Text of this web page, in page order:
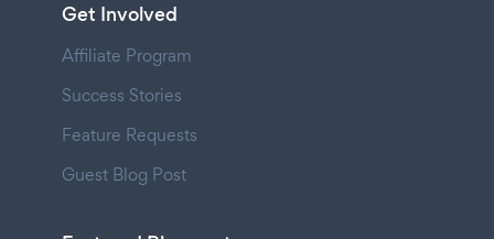
Get Involved
Affiliate Program
Success Stories
Feature Requests
Guest Blog Post